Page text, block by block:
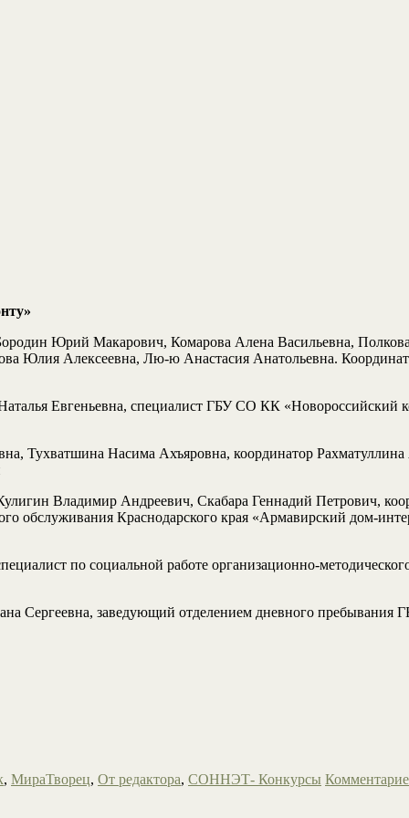
Юрий Макарович, Комарова Алена Васильевна,
Юлия Алексеевна, Лю-ю Анастасия Анатольевна.
Евгеньевна, специалист ГБУ СО КК «Новороссийский
Тухватшина Насима Ахъяровна, координатор
Владимир Андреевич, Скабара Геннадий Петрович,
обслуживания Краснодарского края «Армавирский дом-
по социальной работе организационно-
Сергеевна, заведующий отделением дневного
, МираТворец, От редактора, СОННЭТ- Конкурсы